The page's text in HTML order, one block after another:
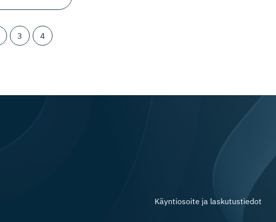
3 4
Käyntiosoite ja laskutustiedot